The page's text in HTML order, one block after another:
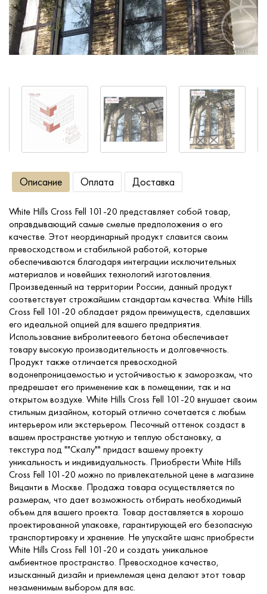
Сопутствующие товары
Услуги
Портфолио
Контакты
Описание Оплата Доставка
White Hills Cross Fell 101-20 представляет собой товар,
оправдывающий самые смелые предположения о его
качестве. Этот неординарный продукт славится своим
превосходством и стабильной работой, которые
обеспечиваются благодаря интеграции исключительных
материалов и новейших технологий изготовления.
Произведенный на территории России, данный продукт
соответствует строжайшим стандартам качества. White Hills
Cross Fell 101-20 обладает рядом преимуществ, сделавших
его идеальной опцией для вашего предприятия.
Использование вибролитеевого бетона обеспечивает
товару высокую производительность и долговечность.
Продукт также отличается превосходной
водонепроницаемостью и устойчивостью к заморозкам, что
предрешает его применение как в помещении, так и на
открытом воздухе. White Hills Cross Fell 101-20 внушает своим
стильным дизайном, который отлично сочетается с любым
интерьером или экстерьером. Песочный оттенок создаст в
вашем пространстве уютную и теплую обстановку, а
текстура под ""Скалу"" придаст вашему проекту
уникальность и индивидуальность. Приобрести White Hills
Cross Fell 101-20 можно по привлекательной цене в магазине
Вицанти в Москве. Продажа товара осуществляется по
размерам, что дает возможность отбирать необходимый
объем для вашего проекта. Товар доставляется в хорошо
проектированной упаковке, гарантирующей его безопасную
транспортировку и хранение. Не упускайте шанс приобрести
White Hills Cross Fell 101-20 и создать уникальное
амбиентное пространство. Превосходное качество,
изысканный дизайн и приемлемая цена делают этот товар
незаменимым выбором для вас.